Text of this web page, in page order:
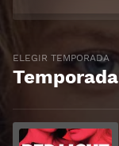
ELEGIR TEMPORADA
Temporada